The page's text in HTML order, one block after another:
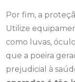
Por fim, a
Utilize
como luvas,
que a poeira
prejudicial à